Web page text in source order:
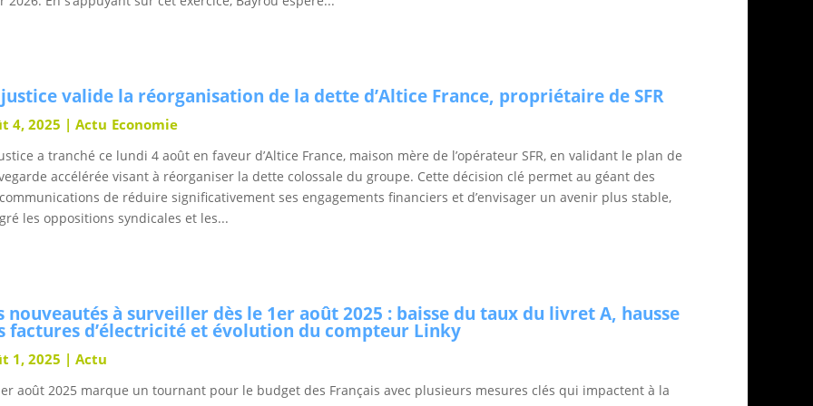
valide la réorganisation de la dette d’Altice France, propriétaire de SFR
4, 2025 | Actu Economie
a tranché ce lundi 4 août en faveur d’Altice France, maison mère de l’opérateur SFR, en validant le plan de
accélérée visant à réorganiser la dette colossale du groupe. Cette décision clé permet au géant des
de réduire significativement ses engagements financiers et d’envisager un avenir plus stable,
les oppositions syndicales et les...
nouveautés à surveiller dès le 1er août 2025 : baisse du taux du livret A, hausse
factures d’électricité et évolution du compteur Linky
1, 2025 | Actu
août 2025 marque un tournant pour le budget des Français avec plusieurs mesures clés qui impactent à la